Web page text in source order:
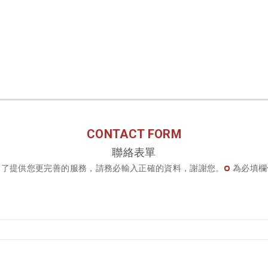
CONTACT FORM
聯絡表單
提供您更完善的服務，請務必輸入正確的資料，謝謝您。 為必填